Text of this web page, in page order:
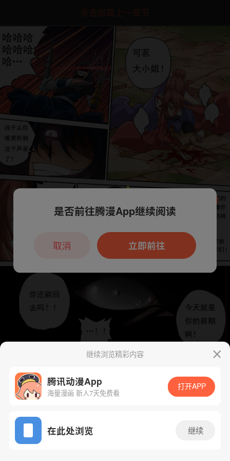
点击加载上一章节
App免费看
下一话 腾漫App免费看
继续浏览精彩内容
腾讯动漫App
海量漫画 新人7天免费看
打开APP
在此处浏览 继续
本章节仅支持App阅读，可打开App新用
户7天免费看
是否前往腾漫App继续阅读
立即前往
取消